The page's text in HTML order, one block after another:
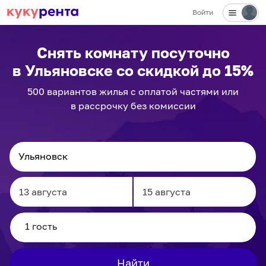
Войти
Снять комнату посуточно
в Ульяновске со скидкой до 15%
500 вариантов жилья с оплатой частями или
в рассрочку без комиссии
Navigate
forward
to
interact
Navigate
to
interact
Найти
✕